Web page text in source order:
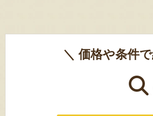
＼ 価格や条件